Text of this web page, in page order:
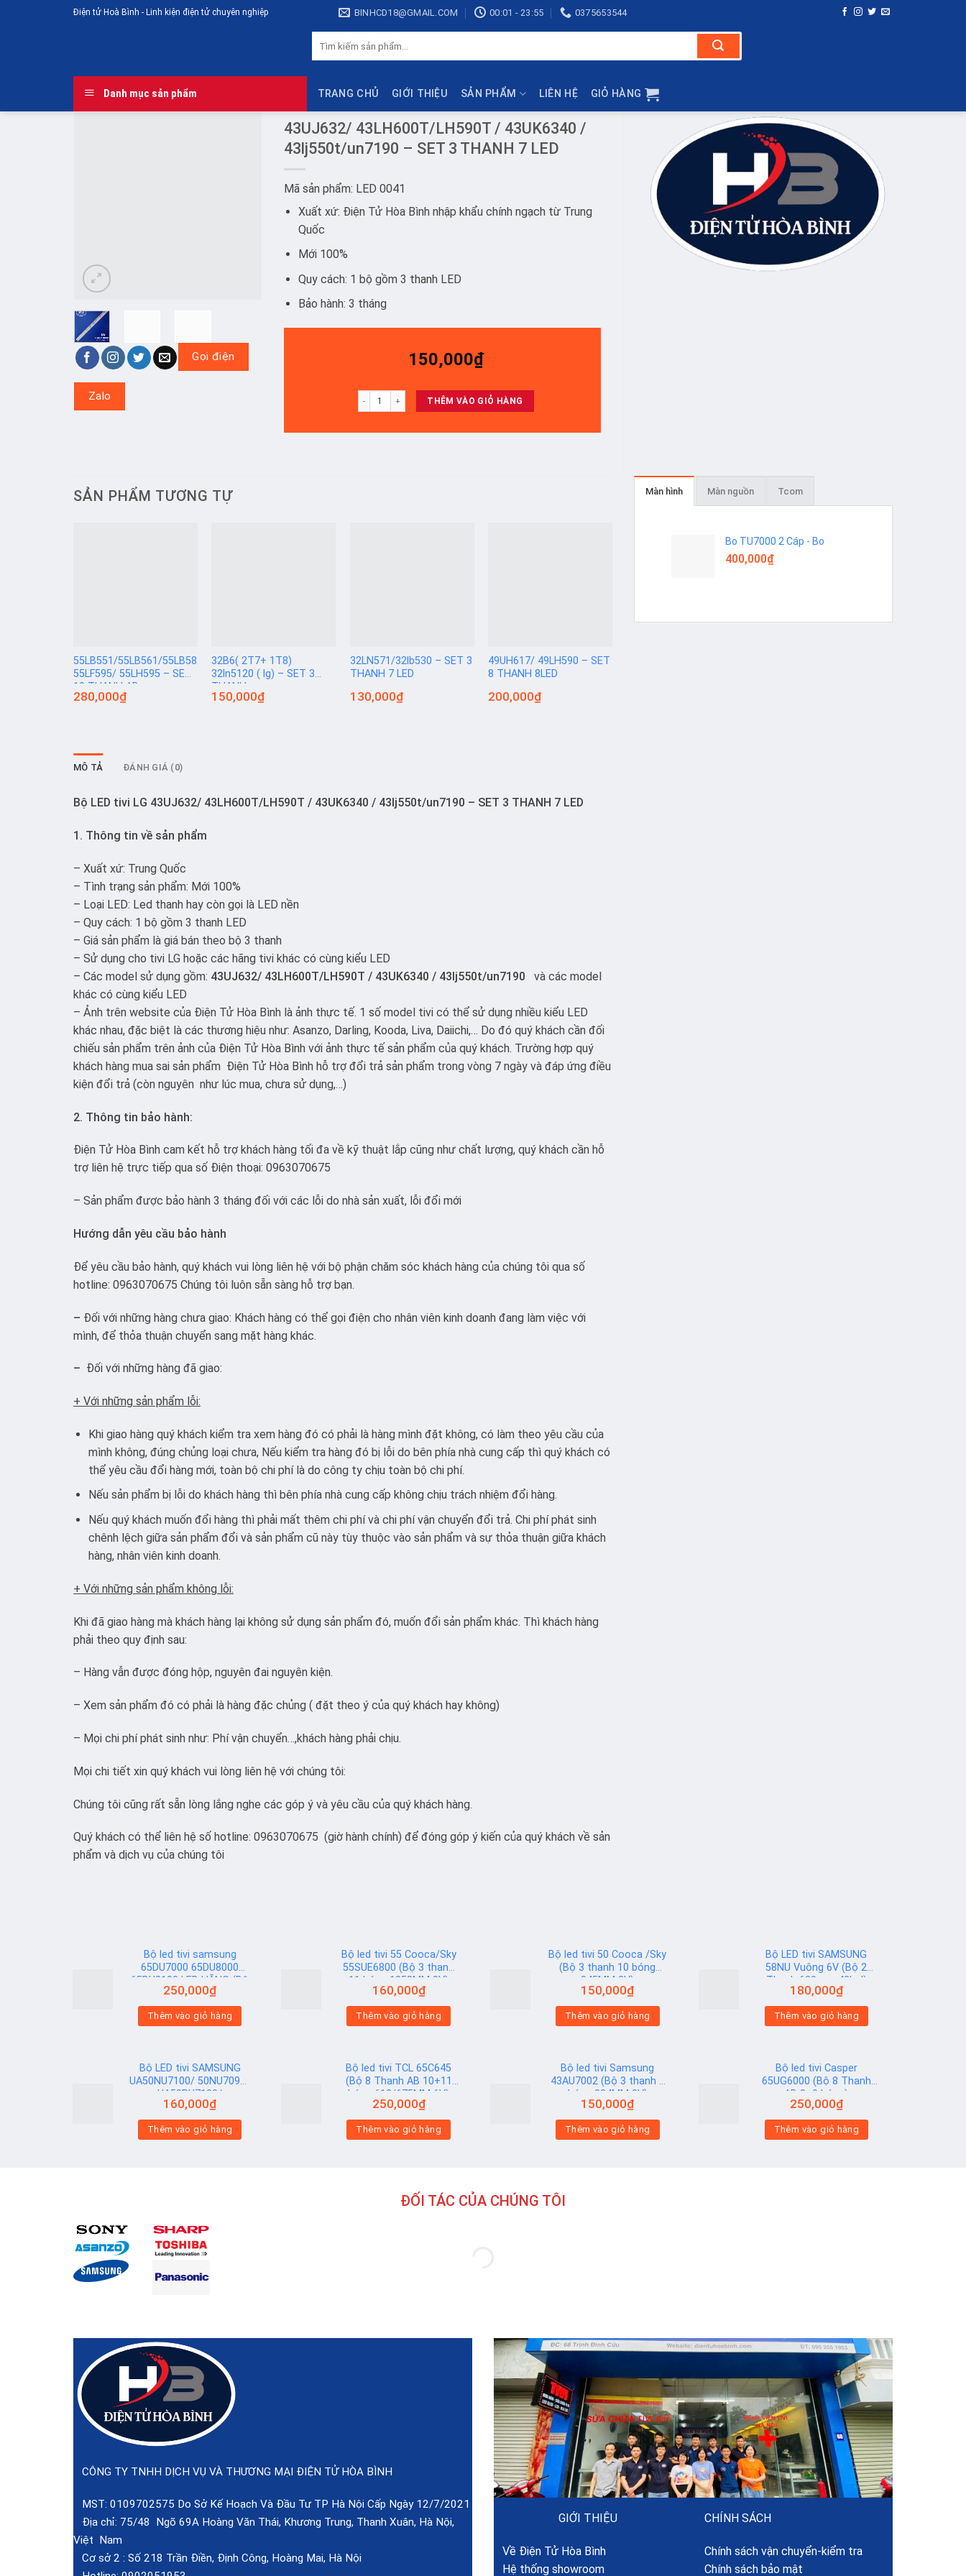
Điện tử Hoà Bình - Linh kiện điện tử chuyên nghiệp BINHCD18@GMAIL.COM 00:01 - 23:55 0375653544
kiếm:
Danh mục sản phẩm TRANG CHỦ GIỚI THIỆU SẢN PHẨM LIÊN HỆ GIỎ HÀNG
Gọi điện
Zalo
43UJ632/ 43LH600T/LH590T / 43UK6340 /
43lj550t/un7190 – SET 3 THANH 7 LED
Mã sản phẩm: LED 0041
Xuất xứ: Điện Tử Hòa Bình nhập khẩu chính ngạch từ Trung
Quốc
Mới 100%
Quy cách: 1 bộ gồm 3 thanh LED
Bảo hành: 3 tháng
150,000₫
43UJ632/ 43LH600T/LH590T / 43UK6340 / 43lj550t/un7190 - SET 3 THANH 7 LED số lượng
THÊM VÀO GIỎ HÀNG
SẢN PHẨM TƯƠNG TỰ
55LB551/55LB561/55LB582/
55LF595/ 55LH595 – SET
10 THANH AB
280,000₫
32B6( 2T7+ 1T8)
32ln5120 ( lg) – SET 3
THANH
150,000₫
32LN571/32lb530 – SET 3
THANH 7 LED
130,000₫
49UH617/ 49LH590 – SET
8 THANH 8LED
200,000₫
MÔ TẢ ĐÁNH GIÁ (0)
Bộ LED tivi LG 43UJ632/ 43LH600T/LH590T / 43UK6340 / 43lj550t/un7190 – SET 3 THANH 7 LED
1. Thông tin về sản phẩm
– Xuất xứ: Trung Quốc
– Tình trạng sản phẩm: Mới 100%
– Loại LED: Led thanh hay còn gọi là LED nền
– Quy cách: 1 bộ gồm 3 thanh LED
– Giá sản phẩm là giá bán theo bộ 3 thanh
– Sử dụng cho tivi LG hoặc các hãng tivi khác có cùng kiểu LED
– Các model sử dụng gồm: 43UJ632/ 43LH600T/LH590T / 43UK6340 / 43lj550t/un7190
và các model
khác có cùng kiểu LED
– Ảnh trên website của Điện Tử Hòa Bình là ảnh thực tế. 1 số model tivi có thể sử dụng nhiều kiểu LED
khác nhau, đặc biệt là các thương hiệu như: Asanzo, Darling, Kooda, Liva, Daiichi,… Do đó quý khách cần đối
chiếu sản phẩm trên ảnh của Điện Tử Hòa Bình với ảnh thực tế sản phẩm của quý khách. Trường hợp quý
khách hàng mua sai sản phẩm Điện Tử Hòa Bình hỗ trợ đổi trả sản phẩm trong vòng 7 ngày và đáp ứng điều
kiện đổi trả (còn nguyên như lúc mua, chưa sử dụng,…)
2. Thông tin bảo hành:
Điện Tử Hòa Bình cam kết hỗ trợ khách hàng tối đa về kỹ thuật lắp cũng như chất lượng, quý khách cần hỗ
trợ liên hệ trực tiếp qua số Điện thoại: 0963070675
– Sản phẩm được bảo hành 3 tháng đối với các lỗi do nhà sản xuất, lỗi đổi mới
Hướng dẫn yêu cầu bảo hành
Để yêu cầu bảo hành, quý khách vui lòng liên hệ với bộ phận chăm sóc khách hàng của chúng tôi qua số
hotline: 0963070675 Chúng tôi luôn sẵn sàng hỗ trợ bạn.
– Đối với những hàng chưa giao: Khách hàng có thể gọi điện cho nhân viên kinh doanh đang làm việc với
mình, để thỏa thuận chuyển sang mặt hàng khác.
– Đối với những hàng đã giao:
+ Với những sản phẩm lỗi:
Khi giao hàng quý khách kiểm tra xem hàng đó có phải là hàng mình đặt không, có làm theo yêu cầu của
mình không, đúng chủng loại chưa, Nếu kiểm tra hàng đó bị lỗi do bên phía nhà cung cấp thì quý khách có
thể yêu cầu đổi hàng mới, toàn bộ chi phí là do công ty chịu toàn bộ chi phí.
Nếu sản phẩm bị lỗi do khách hàng thì bên phía nhà cung cấp không chịu trách nhiệm đổi hàng.
Nếu quý khách muốn đổi hàng thì phải mất thêm chi phí và chi phí vận chuyển đổi trả. Chi phí phát sinh
chênh lệch giữa sản phẩm đổi và sản phẩm cũ này tùy thuộc vào sản phẩm và sự thỏa thuận giữa khách
hàng, nhân viên kinh doanh.
+ Với những sản phẩm không lỗi:
Khi đã giao hàng mà khách hàng lại không sử dụng sản phẩm đó, muốn đổi sản phẩm khác. Thì khách hàng
phải theo quy định sau:
– Hàng vẫn được đóng hộp, nguyên đai nguyên kiện.
– Xem sản phẩm đó có phải là hàng đặc chủng ( đặt theo ý của quý khách hay không)
– Mọi chi phí phát sinh như: Phí vận chuyển…,khách hàng phải chịu.
Mọi chi tiết xin quý khách vui lòng liên hệ với chúng tôi:
Chúng tôi cũng rất sẵn lòng lắng nghe các góp ý và yêu cầu của quý khách hàng.
Quý khách có thể liên hệ số hotline: 0963070675 (giờ hành chính) để đóng góp ý kiến của quý khách về sản
phẩm và dịch vụ của chúng tôi
Màn hình Màn nguồn Tcom
Bo TU7000 2 Cáp - Bo
400,000₫
Bộ led tivi samsung
65DU7000 65DU8000
65DU8100 LED HÃNG (Bộ
6 Thanh AB)
250,000₫
Thêm vào giỏ hàng
Bộ led tivi 55 Cooca/Sky
55SUE6800 (Bộ 3 thanh
11 bóng 1058MM 3V)
160,000₫
Thêm vào giỏ hàng
Bộ led tivi 50 Cooca /Sky
(Bộ 3 thanh 10 bóng
945MM 3V)
150,000₫
Thêm vào giỏ hàng
Bộ LED tivi SAMSUNG
58NU Vuông 6V (Bộ 2
Thanh 629mm 42led)
180,000₫
Thêm vào giỏ hàng
Bộ LED tivi SAMSUNG
UA50NU7100/ 50NU7090/
UA50RU7100/
UA50RU7200/
UA50RU7300 (2 thanh
viền 6V N2) Hạt Vuông
160,000₫
Thêm vào giỏ hàng
Bộ led tivi TCL 65C645
(Bộ 8 Thanh AB 10+11
bóng 610/675MM 6V)
250,000₫
Thêm vào giỏ hàng
Bộ led tivi Samsung
43AU7002 (Bộ 3 thanh 9
bóng 824MM 3V)
150,000₫
Thêm vào giỏ hàng
Bộ led tivi Casper
65UG6000 (Bộ 8 Thanh
AB 8+9 bóng)
250,000₫
Thêm vào giỏ hàng
ĐỐI TÁC CỦA CHÚNG TÔI
CÔNG TY TNHH DỊCH VỤ VÀ THƯƠNG MẠI ĐIỆN TỬ HÒA BÌNH
MST: 0109702575 Do Sở Kế Hoạch Và Đầu Tư TP Hà Nội Cấp Ngày 12/7/2021
Địa chỉ: 75/48 Ngõ 69A Hoàng Văn Thái, Khương Trung, Thanh Xuân, Hà Nội,
Việt Nam
Cơ sở 2 : Số 218 Trần Điền, Định Công, Hoàng Mai, Hà Nội
GIỚI THIỆU
Về Điện Tử Hòa Bình
Hệ thống showroom
CHÍNH SÁCH
Chính sách vận chuyển-kiểm tra
Chính sách bảo mật